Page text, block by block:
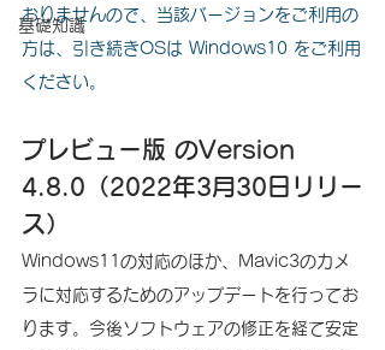
基礎知識
おりませんので、当該バージョンをご利用の
方は、引き続きOSは Windows10 をご利用
ください。
プレビュー版 のVersion
4.8.0（2022年3月30日リリー
ス）
Windows11の対応のほか、Mavic3のカメ
ラに対応するためのアップデートを行ってお
ります。今後ソフトウェアの修正を経て安定